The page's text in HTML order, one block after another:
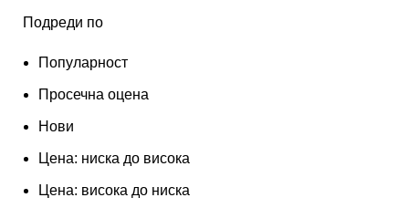
Подреди по
Популарност
Просечна оцена
Нови
Цена: ниска до висока
Цена: висока до ниска